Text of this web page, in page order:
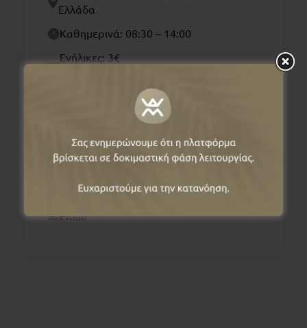
Ελλάδα
Καθημερινά: 08:30 – 14:00
Ενήλικες: 3€
Website
Email